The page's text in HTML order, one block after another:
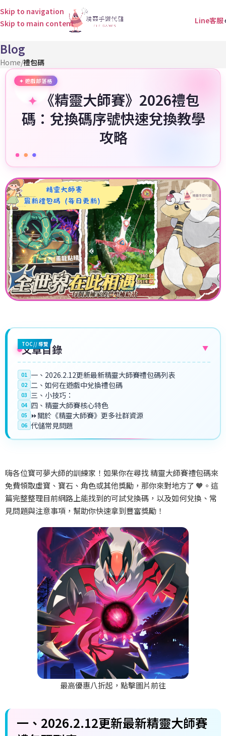
Skip to navigation
Skip to main content
Line客服
Blog
Home/禮包碼
《精靈大師賽》2026禮包
碼：兌換碼序號快速兌換教學
攻略
TOC // 導覽
文章目錄 ▼
01 一、2026.2.12更新最新精靈大師賽禮包碼列表
02 二、如何在遊戲中兌換禮包碼
03 三、小技巧：
04 四、精靈大師賽核心特色
05 ⏩關於《精靈大師賽》更多社群資源
06 代儲常見問題
嗨各位寶可夢大師的訓練家！如果你在尋找精靈大師賽禮包碼來
免費領取虛寶、寶石、角色或其他獎勵，那你來對地方了 🧡 。這
篇完整整理目前網路上能找到的可試兌換碼，以及如何兌換、常
見問題與注意事項，幫助你快速拿到豐富獎勵！
最高優惠八折起，點擊圖片前往
一、 2026.2.12更新最新精靈大師賽